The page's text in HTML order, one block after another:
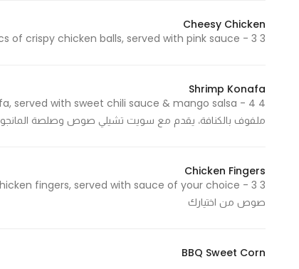
Cheesy Chicken
3 Pcs of crispy chicken balls, served with pink sauce - 3 كرات محشية بالدجاج وجبنة الشيدر، تقدم مع بينك صوص
Shrimp Konafa
ملفوف بالكنافة، يقدم مع سويت تشيلي صوص وصلصة المانجو
Chicken Fingers
صوص من اختيارك
BBQ Sweet Corn
function.
In order for
us to
improve
functionality
how the